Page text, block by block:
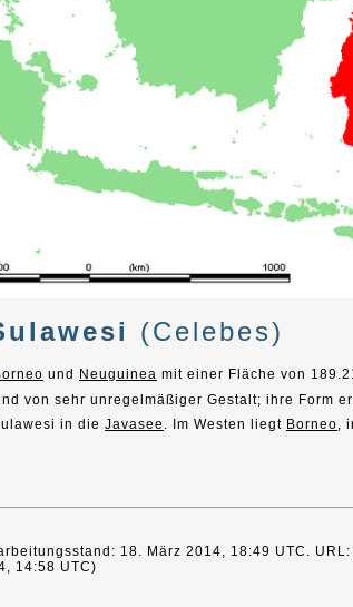
(Celebes)
und Neuguinea mit einer Fläche von
von sehr unregelmäßiger Gestalt; ihre Form
in die Javasee . Im Westen liegt Borneo,
18. März 2014, 18:49 UTC. URL:
14:58 UTC)